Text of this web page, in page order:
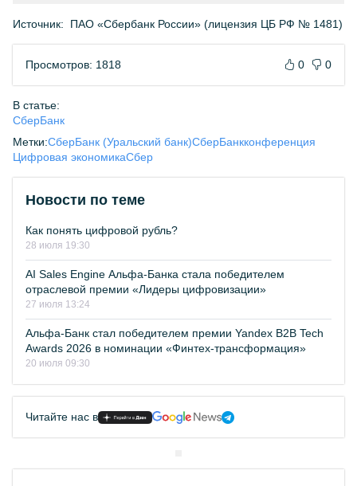
Источник: ПАО «Сбербанк России» (лицензия ЦБ РФ № 1481)
Просмотров: 1818 0 0
В статье:
СберБанк
Метки:СберБанк (Уральский банк)СберБанкконференция
Цифровая экономикаСбер
Новости по теме
Как понять цифровой рубль?
28 июля 19:30
AI Sales Engine Альфа-Банка стала победителем
отраслевой премии «Лидеры цифровизации»
27 июля 13:24
Альфа-Банк стал победителем премии Yandex B2B Tech
Awards 2026 в номинации «Финтех-трансформация»
20 июля 09:30
Читайте нас в